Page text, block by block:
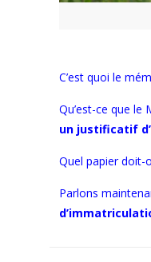
C’est quoi le
Qu’est-ce que le
un justificatif
Quel papier doit-
Parlons